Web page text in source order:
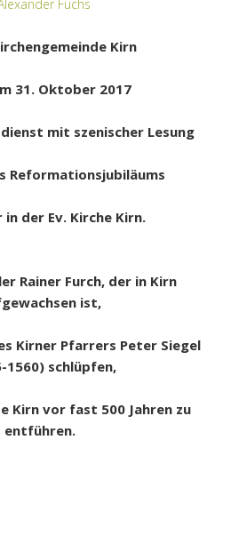
Fuchs
Kirn
31. Oktober 2017
mit szenischer Lesung
Reformationsjubiläums
in der Ev. Kirche Kirn.
Rainer Furch, der in Kirn
ist,
Kirner Pfarrers Peter Siegel
1560) schlüpfen,
Kirn vor fast 500 Jahren zu
entführen.